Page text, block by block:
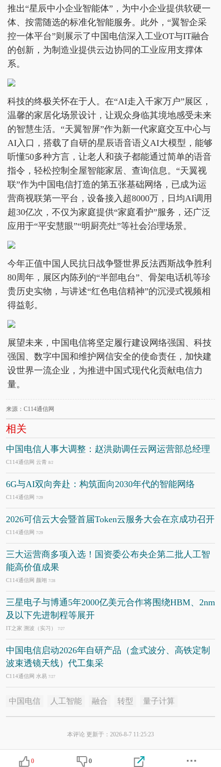
推出“星辰中小企业智能体”，为中小企业提供软硬一
体、按需随选的标准化智能服务。此外，“翼智企采
控一体平台”则展示了中国电信深入工业OT与IT融合
的创新，为制造业提供云边协同的工业应用支撑体
系。
科技的终极关怀在于人。在“AI走入千家万户”展区，
温馨的家居化场景设计，让观众身临其境地感受未来
的智慧生活。“天翼智屏”作为新一代家庭交互中心与
AI入口，搭载了自研的星辰语音语义AI大模型，能够
听懂50多种方言，让老人和孩子都能通过简单的语音
指令，轻松控制全屋智能家居、查询信息。“天翼视
联”作为中国电信打造的第五张基础网络，已成为运
营商视联第一平台，设备接入超8000万，日均AI调用
超30亿次，不仅为家庭提供“家庭看护”服务，还广泛
应用于“平安慧眼”“明厨亮灶”等社会治理场景。
今年正值中国人民抗日战争暨世界反法西斯战争胜利
80周年，展区内陈列的“半部电台”、骨架电话机等珍
贵历史实物，与讲述“红色电信精神”的沉浸式视频相
得益彰。
展望未来，中国电信将坚定履行建设网络强国、科技
强国、数字中国和维护网信安全的使命责任，加快建
设世界一流企业，为推进中国式现代化贡献电信力
量。
来源：C114通信网
相关
中国电信人事大调整：赵洪勋调任云网运营部总经理
C114通信网 云青 8/2
6G与AI双向奔赴：构筑面向2030年代的智能网络
C114通信网 7/29
2026可信云大会暨首届Token云服务大会在京成功召开
C114通信网 7/29
三大运营商多项入选！国资委公布央企第二批人工智
能高价值成果
C114通信网 颜翊 7/28
三星电子与博通5年2000亿美元合作将围绕HBM、2nm
及以下先进制程等展开
IT之家 溯波（实习） 7/27
中国电信启动2026年自研产品（盒式波分、高铁定制
波束透镜天线）代工集采
C114通信网 水易 7/27
中国电信 人工智能 融合 转型 量子计算
本评论 更新于：2026-8-7 11:25:23
0 0